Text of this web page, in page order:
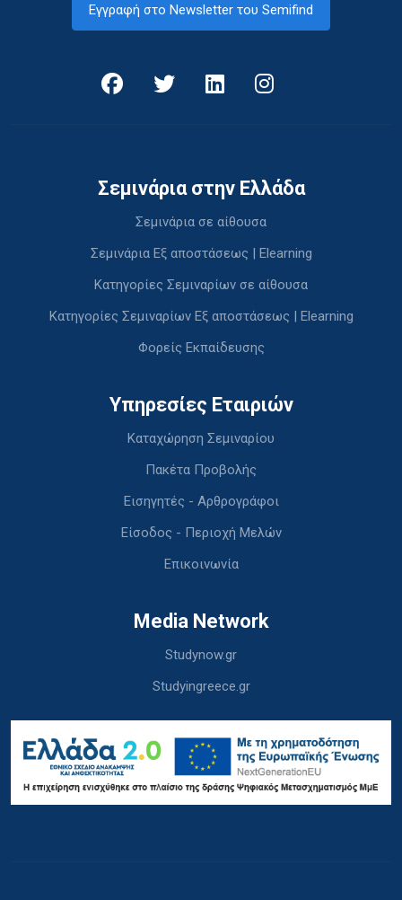
Εγγραφή στο Newsletter του Semifind
Σεμινάρια στην Ελλάδα
Σεμινάρια σε αίθουσα
Σεμινάρια Εξ αποστάσεως | Elearning
Κατηγορίες Σεμιναρίων σε αίθουσα
Κατηγορίες Σεμιναρίων Εξ αποστάσεως | Elearning
Φορείς Εκπαίδευσης
Υπηρεσίες Εταιριών
Καταχώρηση Σεμιναρίου
Πακέτα Προβολής
Εισηγητές - Αρθρογράφοι
Είσοδος - Περιοχή Μελών
Επικοινωνία
Media Network
Studynow.gr
Studyingreece.gr